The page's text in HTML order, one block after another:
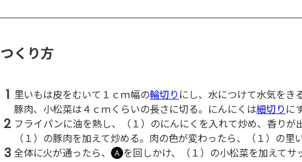
つくり方
1 里いもは皮をむいて１ｃｍ幅の輪切り にし、水につけて水気をき
豚肉、小松菜は４ｃｍくらいの長さに切る。にんにくは細切り に
2 フライパンに油を熱し、（１）のにんにくを入れて炒め、香りが
（１）の豚肉を加えて炒める。肉の色が変わったら、（１）の里
3 全体に火が通ったら、 Ａ を回しかけ、（１）の小松菜を加えてサ